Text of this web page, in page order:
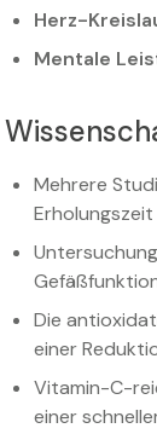
Herz-
Mentale
Mehrere
Die
einer
Vitamin-C-
einer